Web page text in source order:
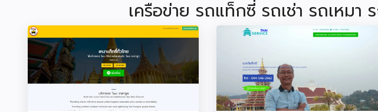
เครือข่าย รถแท็กซี่ รถเช่า รถเหมา